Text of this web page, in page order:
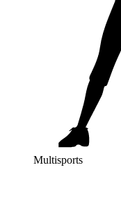
Multisports